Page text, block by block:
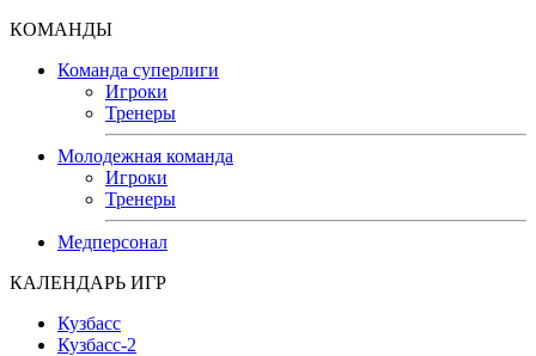
КОМАНДЫ
Команда суперлиги
Игроки
Тренеры
Молодежная команда
Игроки
Тренеры
Медперсонал
КАЛЕНДАРЬ ИГР
Кузбасс
Кузбасс-2